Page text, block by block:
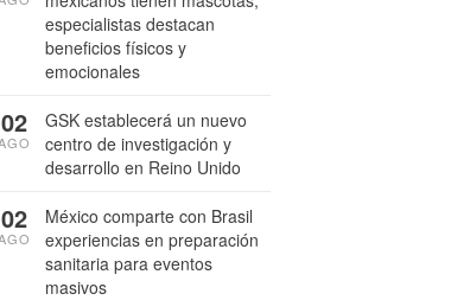
especialistas destacan
beneficios físicos y
emocionales
GSK establecerá un nuevo
centro de investigación y
desarrollo en Reino Unido
02
México comparte con Brasil
experiencias en preparación
sanitaria para eventos
masivos
02